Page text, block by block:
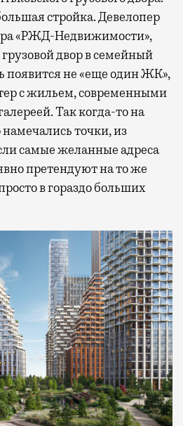
стройка. Девелопер
«РЖД-Недвижимости»,
двор в семейный
появится не «еще один ЖК»,
с жильем, современными
Так когда-то на
точки, из
самые желанные адреса
претендуют на то же
в гораздо больших